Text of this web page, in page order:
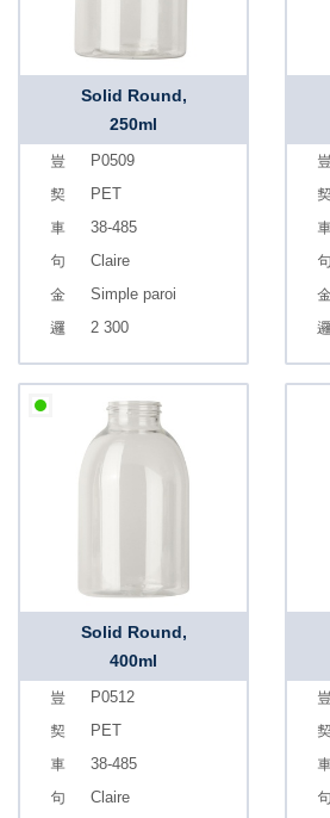
Solid Round,
250ml
P0509
PET
38-485
Claire
Simple paroi
2 300
Solid Round,
400ml
P0512
PET
38-485
Claire